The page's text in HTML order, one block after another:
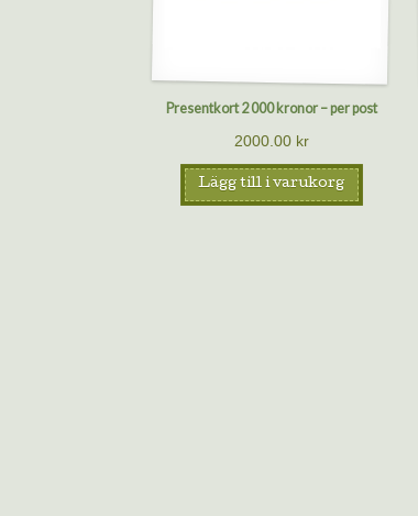
Presentkort 2 000 kronor – per post
2000.00 kr
Lägg till i varukorg